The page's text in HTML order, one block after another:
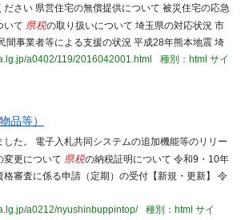
ださい 県営住宅の無償提供について 被災住宅の応急
いて 県税の取り扱いについて 埼玉県の対応状況 市
間事業者等による支援の状況 平成28年熊本地震 埼
a0402/119/2016042001.html
種別：html サイ
品等）
た。 電子入札共同システムの追加機能等のリリー
変更について 県税の納税証明について 令和9・10年
格審査に係る申請（定期）の受付【新規・更新】 令
a0212/nyushinbuppintop/
種別：html サイ